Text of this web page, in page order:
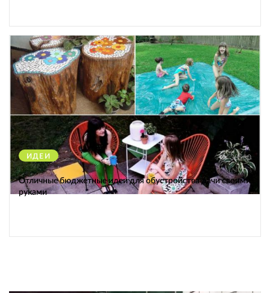
ИДЕИ 38560
Отличные бюджетные идеи для обустройства дачи своими
руками